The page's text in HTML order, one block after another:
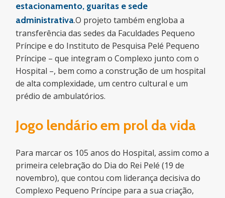
estacionamento, guaritas e sede
administrativa.O projeto também engloba a
transferência das sedes da Faculdades Pequeno
Príncipe e do Instituto de Pesquisa Pelé Pequeno
Príncipe – que integram o Complexo junto com o
Hospital –, bem como a construção de um hospital
de alta complexidade, um centro cultural e um
prédio de ambulatórios.
Jogo lendário em prol da vida
Para marcar os 105 anos do Hospital, assim como a
primeira celebração do Dia do Rei Pelé (19 de
novembro), que contou com liderança decisiva do
Complexo Pequeno Príncipe para a sua criação,